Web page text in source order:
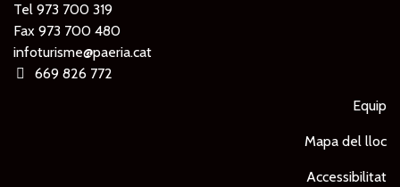
Tel 973 700 319
Fax 973 700 480
infoturisme@paeria.cat
669 826 772
Equip
Mapa del lloc
Accessibilitat